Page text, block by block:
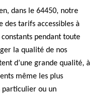
dans le 64450, notre
des tarifs accessibles à
pendant toute
la qualité de nos
d’une grande qualité, à
même les plus
particulier ou un